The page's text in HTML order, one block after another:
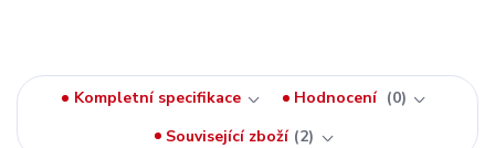
Kompletní specifikace Hodnocení
0
Související zboží 2